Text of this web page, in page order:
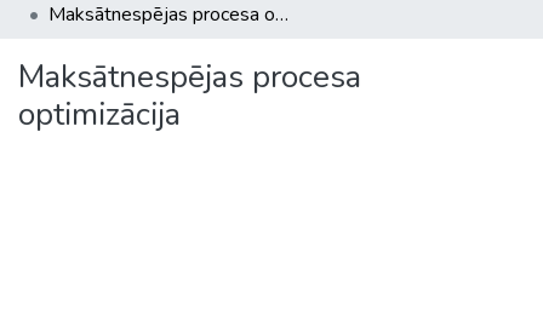
Maksātnespējas procesa optimizācija
Maksātnespējas procesa
optimizācija